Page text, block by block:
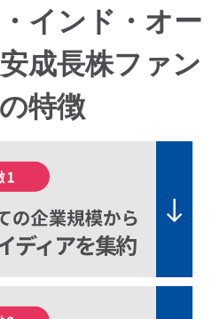
インド・オー
成長株ファン
特徴